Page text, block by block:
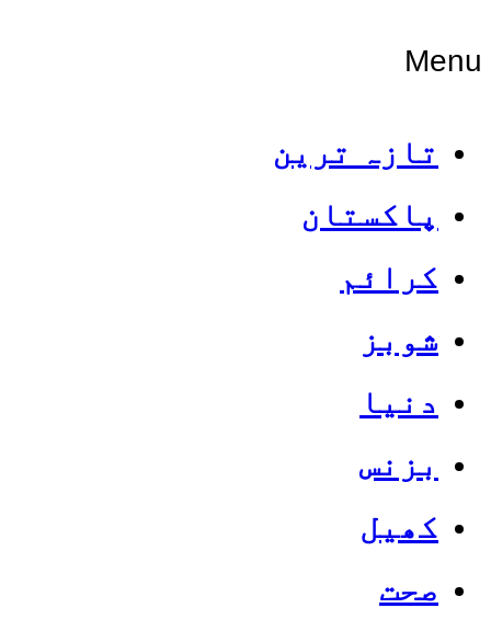
Menu
تازہ ترین
پاکستان
کرائم
شوبز
دنیا
بزنس
کھیل
صحت